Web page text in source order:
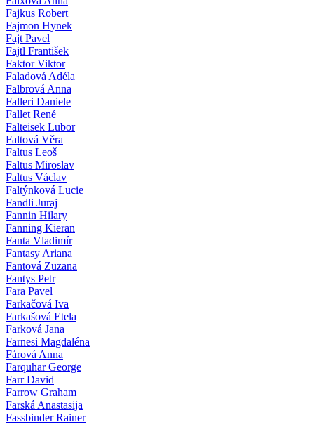
Fajkus Robert
Fajmon Hynek
Fajt Pavel
Fajtl František
Faktor Viktor
Faladová Adéla
Falbrová Anna
Falleri Daniele
Fallet René
Falteisek Lubor
Faltová Věra
Faltus Leoš
Faltus Miroslav
Faltus Václav
Faltýnková Lucie
Fandli Juraj
Fannin Hilary
Fanning Kieran
Fanta Vladimír
Fantasy Ariana
Fantová Zuzana
Fantys Petr
Fara Pavel
Farkačová Iva
Farkašová Etela
Farková Jana
Farnesi Magdaléna
Fárová Anna
Farquhar George
Farr David
Farrow Graham
Farská Anastasija
Fassbinder Rainer